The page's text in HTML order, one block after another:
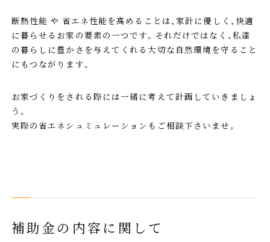
断熱性能 や 省エネ性能を高めることは、家計に優しく、快適
に暮らせるお家の要素の一つです。それだけではなく、私達
の暮らしに豊かさを与えてくれる大切な自然環境を守ること
にもつながります。
お家づくりをされる際には一緒に考えて計画していきましょ
う。
実際の省エネシュミュレーションもご相談下さいませ。
補助金の内容に関して